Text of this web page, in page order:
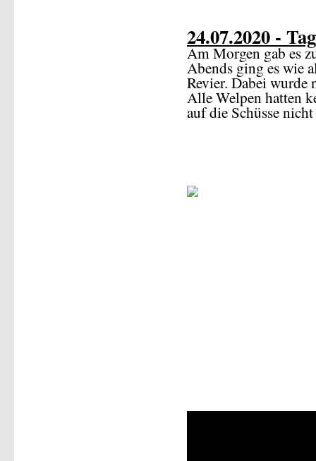
24.07.2020 -
Am Morgen gab es
Abends ging es wie
Revier. Dabei wurde
Alle Welpen hatten
auf die Schüsse